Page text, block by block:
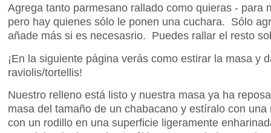
Agrega tanto parmesano rallado como quieras - para
pero hay quienes sólo le ponen una cuchara. Sólo
añade más si es necesasrio. Puedes rallar el resto
¡En la siguiente página verás como estirar la masa y
raviolis/tortellis!
Nuestro relleno está listo y nuestra masa ya ha
masa del tamaño de un chabacano y estíralo con
con un rodillo en una superficie ligeramente